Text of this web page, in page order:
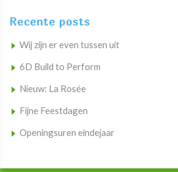
Recente posts
Wij zijn er even tussen uit
6D Build to Perform
Nieuw: La Rosée
Fijne Feestdagen
Openingsuren eindejaar